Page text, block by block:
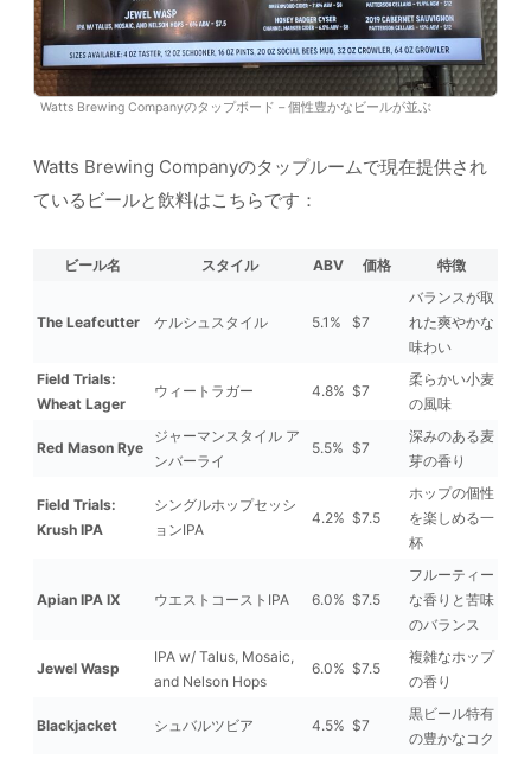
Watts Brewing Companyのタップボード – 個性豊かなビールが並ぶ
Watts Brewing Companyのタップルームで現在提供され
ているビールと飲料はこちらです：
ビール名 スタイル ABV 価格 特徴
The Leafcutter ケルシュスタイル 5.1% $7
バランスが取
れた爽やかな
味わい
Field Trials:
Wheat Lager
ウィートラガー 4.8% $7
柔らかい小麦
の風味
Red Mason Rye
ジャーマンスタイル ア
ンバーライ
5.5% $7
深みのある麦
芽の香り
Field Trials:
Krush IPA
シングルホップセッシ
ョンIPA
4.2% $7.5
ホップの個性
を楽しめる一
杯
Apian IPA IX ウエストコーストIPA 6.0% $7.5
フルーティー
な香りと苦味
のバランス
Jewel Wasp
IPA w/ Talus, Mosaic,
and Nelson Hops
6.0% $7.5
複雑なホップ
の香り
Blackjacket シュバルツビア 4.5% $7
黒ビール特有
の豊かなコク